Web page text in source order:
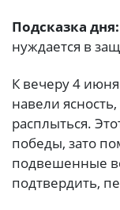
Подсказка дня:
нуждается в
К вечеру 4
навели
расплыться.
победы, зато
подвешенные
подтвердить,